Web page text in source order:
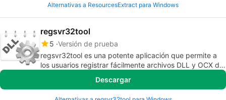
Alternativas a ResourcesExtract para Windows
regsvr32tool
5 Versión de prueba
regsvr32tool es una potente aplicación que permite a
los usuarios registrar fácilmente archivos DLL y OCX de
Descargar